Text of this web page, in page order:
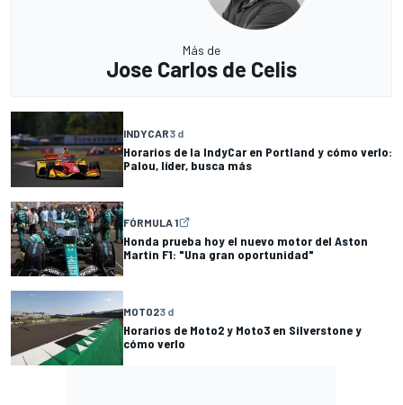
Más de
Jose Carlos de Celis
INDYCAR3 d
Horarios de la IndyCar en Portland y cómo verlo:
Palou, líder, busca más
FÓRMULA 1
Honda prueba hoy el nuevo motor del Aston
Martin F1: "Una gran oportunidad"
MOTO23 d
Horarios de Moto2 y Moto3 en Silverstone y
cómo verlo